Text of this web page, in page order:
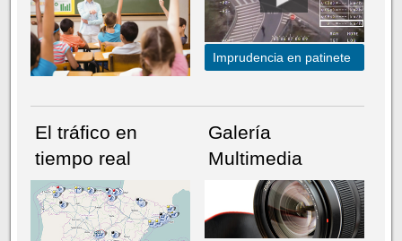
Imprudencia en patinete
El tráfico en
tiempo real
Galería
Multimedia